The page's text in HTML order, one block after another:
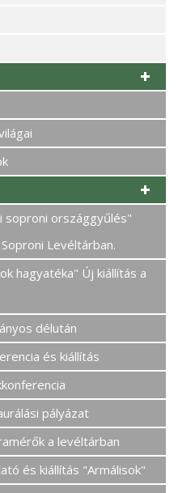
soproni országgyűlés"
Levéltárban.
hagyatéka" Új kiállítás a
délután
és kiállítás
pályázat
a levéltárban
és kiállítás "Armálisok"